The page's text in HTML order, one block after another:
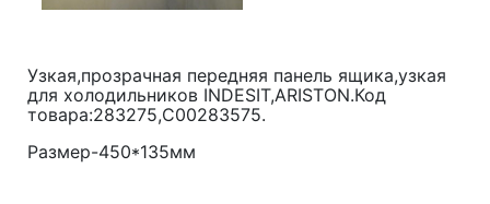
Узкая,прозрачная передняя панель ящика,узкая
для холодильников INDESIT,ARISTON.Код
товара:283275,C00283575.
Размер-450*135мм